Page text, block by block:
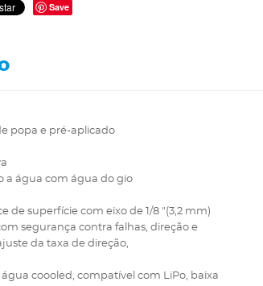
Save
popa e pré-aplicado
a água com água do gio
de superfície com eixo de 1/8 "(3,2 mm)
segurança contra falhas, direção e
da taxa de direção,
coooled, compatível com LiPo, baixa